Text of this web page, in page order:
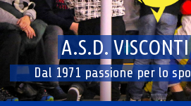
A.S.D.
Dal 1971 passione per lo